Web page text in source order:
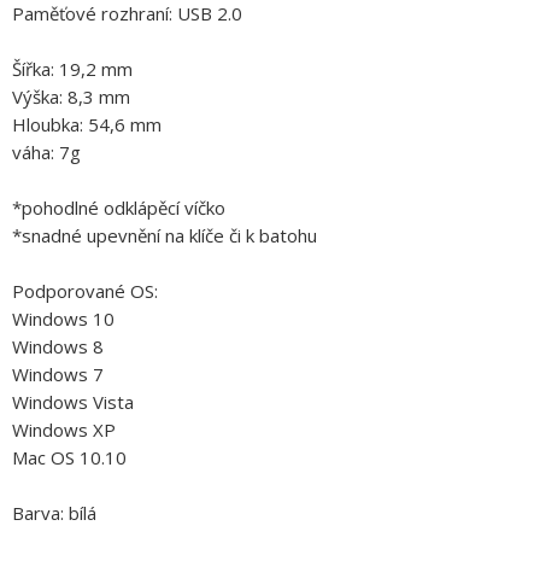
Paměťové rozhraní: USB 2.0
Šířka: 19,2 mm
Výška: 8,3 mm
Hloubka: 54,6 mm
váha: 7g
*pohodlné odklápěcí víčko
*snadné upevnění na klíče či k batohu
Podporované OS:
Windows 10
Windows 8
Windows 7
Windows Vista
Windows XP
Mac OS 10.10
Barva: bílá